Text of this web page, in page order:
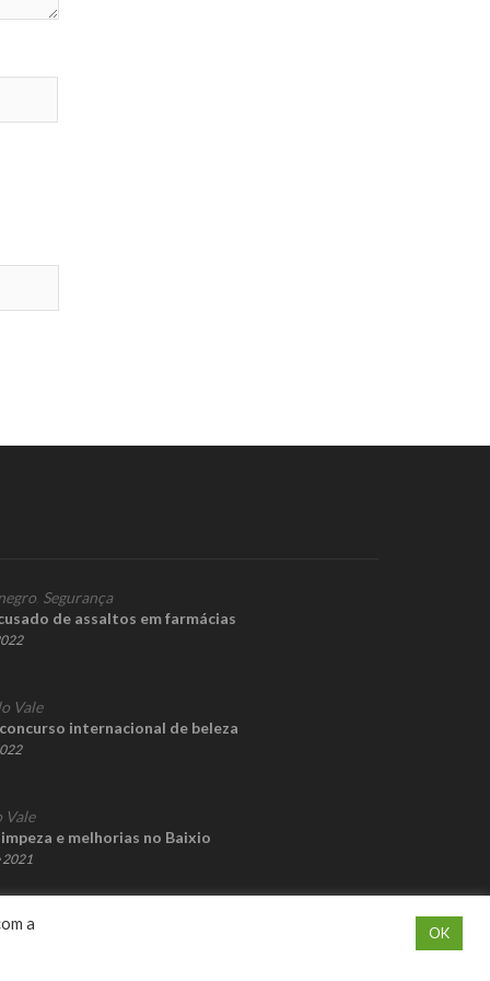
Segurança
de assaltos em farmácias
Vale
internacional de beleza
Vale
e melhorias no Baixio
2021
a
OK